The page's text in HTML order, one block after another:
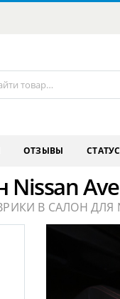
ОТЗЫВЫ
Nissan
В САЛОН ДЛЯ